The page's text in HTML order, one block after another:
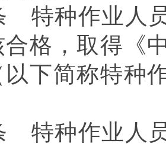
特种作业人
格，取得《
下简称特种
特种作业人